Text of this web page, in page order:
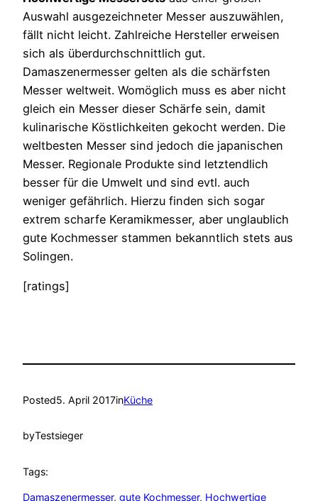
Auswahl ausgezeichneter Messer auszuwählen,
fällt nicht leicht. Zahlreiche Hersteller erweisen
sich als überdurchschnittlich gut.
Damaszenermesser gelten als die schärfsten
Messer weltweit. Womöglich muss es aber nicht
gleich ein Messer dieser Schärfe sein, damit
kulinarische Köstlichkeiten gekocht werden. Die
weltbesten Messer sind jedoch die japanischen
Messer. Regionale Produkte sind letztendlich
besser für die Umwelt und sind evtl. auch
weniger gefährlich. Hierzu finden sich sogar
extrem scharfe Keramikmesser, aber unglaublich
gute Kochmesser stammen bekanntlich stets aus
Solingen.
[ratings]
Posted5. April 2017inKüche
byTestsieger
Tags:
Damaszenermesser, gute Kochmesser, Hochwertige